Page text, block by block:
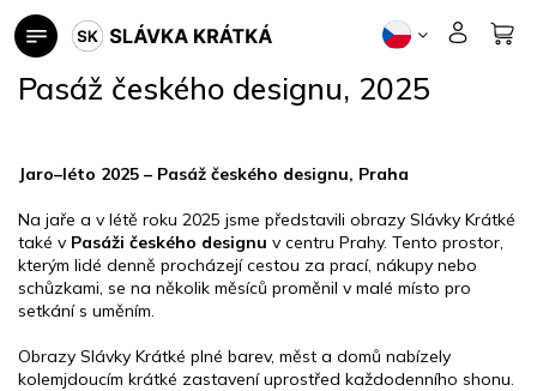
Přejít
na
Pasáž českého designu, 2025
Jaro–léto 2025 – Pasáž českého designu, Praha
Na jaře a v létě roku 2025 jsme představili obrazy Slávky Krátké
také v Pasáži českého designu v centru Prahy. Tento prostor,
kterým lidé denně procházejí cestou za prací, nákupy nebo
schůzkami, se na několik měsíců proměnil v malé místo pro
setkání s uměním.
Obrazy Slávky Krátké plné barev, měst a domů nabízely
kolemjdoucím krátké zastavení uprostřed každodenního shonu.